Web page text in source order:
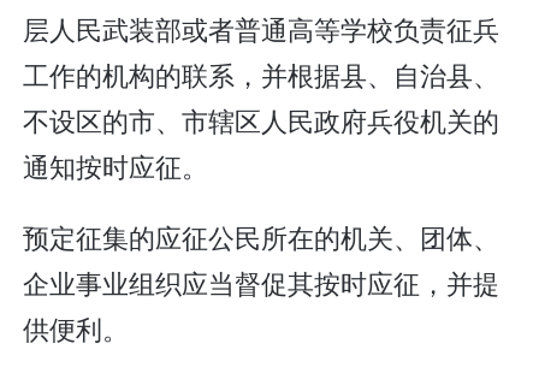
层人民武装部或者普通高等学校负责征兵
工作的机构的联系，并根据县、自治县、
不设区的市、市辖区人民政府兵役机关的
通知按时应征。
预定征集的应征公民所在的机关、团体、
企业事业组织应当督促其按时应征，并提
供便利。